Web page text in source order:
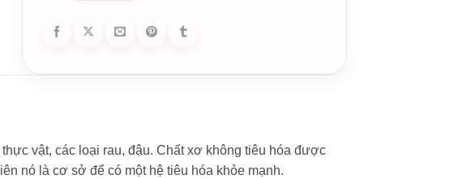
vật, các loại rau, đậu. Chất xơ không tiêu hóa được
nó là cơ sở để có một hệ tiêu hóa khỏe mạnh.